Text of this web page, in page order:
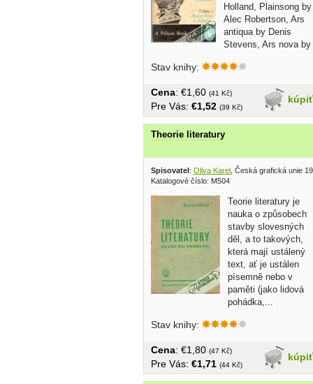
Holland, Plainsong by
Alec Robertson, Ars
antiqua by Denis
Stevens, Ars nova by
Stav knihy:
kúpiť
Cena: €1,60 (41 Kč)
Pre Vás: €1,52 (39 Kč)
Theorie literatury
Spisovatel: Oliva Karel , Česká grafická unie
Katalogové číslo: M504
Teorie literatury je
nauka o způsobech
stavby slovesných
děl, a to takových,
která mají ustálený
text, ať je ustálen
písemně nebo v
paměti (jako lidová
pohádka,...
Stav knihy:
kúpiť
Cena: €1,80 (47 Kč)
Pre Vás: €1,71 (44 Kč)